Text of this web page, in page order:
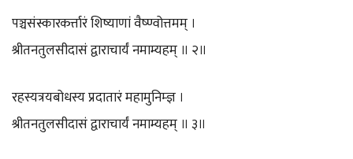
पञ्चसंस्कारकर्त्तारं शिष्याणां वैष्ण्वोत्तमम् ।
श्रीतनतुलसीदासं द्वाराचार्यं नमाम्यहम् ॥ २॥
रहस्यत्रयबोधस्य प्रदातारं महामुनिम्ज्ञ ।
श्रीतनतुलसीदासं द्वाराचार्यं नमाम्यहम् ॥ ३॥